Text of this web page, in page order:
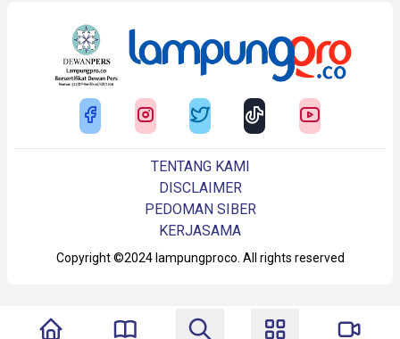
Copyright ©2024 lampungproco. All rights reserved
TENTANG KAMI
DISCLAIMER
PEDOMAN SIBER
KERJASAMA